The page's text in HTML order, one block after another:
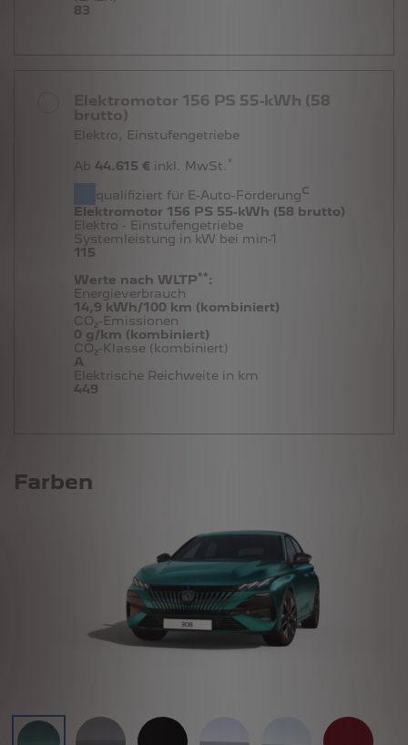
83
Elektromotor 156 PS 55-kWh (58
brutto)
Elektro, Einstufengetriebe
Ab 44.615 € inkl. MwSt. *
qualifiziert für E-Auto-Förderungc
Elektromotor 156 PS 55-kWh (58 brutto)
Elektro - Einstufengetriebe
Systemleistung in kW bei min-1
115
Werte nach WLTP**:
Energieverbrauch
14,9 kWh/100 km (kombiniert)
CO₂-Emissionen
0 g/km (kombiniert)
CO₂-Klasse (kombiniert)
A
Elektrische Reichweite in km
449
Farben